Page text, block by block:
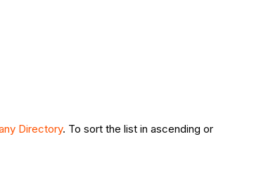
Directory. To sort the list in ascending or